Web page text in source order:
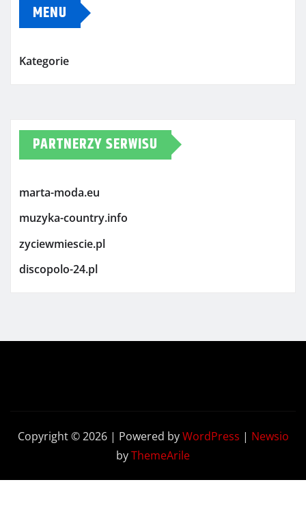
MENU
Kategorie
PARTNERZY SERWISU
marta-moda.eu
muzyka-country.info
zyciewmiescie.pl
discopolo-24.pl
Copyright © 2026 | Powered byWordPress | Newsio
byThemeArile